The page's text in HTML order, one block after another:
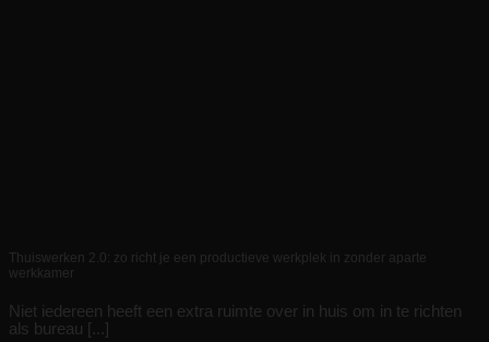
Thuiswerken 2.0: zo richt je een productieve werkplek in zonder aparte
werkkamer
Niet iedereen heeft een extra ruimte over in huis om in te richten
als bureau [...]